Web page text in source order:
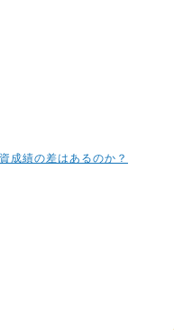
成績の差はあるのか？